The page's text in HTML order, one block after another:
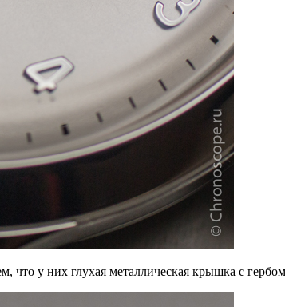
что у них глухая металлическая крышка с